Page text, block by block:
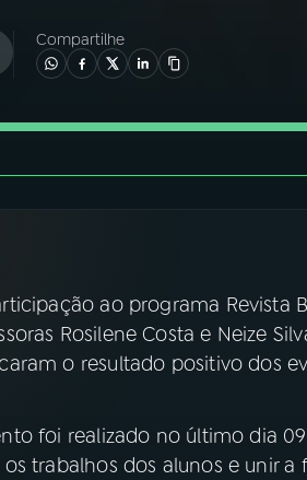
MÚSICA
NACIONAL
X
Compartilhe
ao programa Revista
Rosilene Costa e Neize
o resultado positivo dos
foi realizado no último dia
os trabalhos dos alunos e unir a